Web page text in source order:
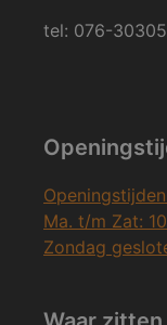
tel: 076-
Ma. t/m Zat:
Zondag